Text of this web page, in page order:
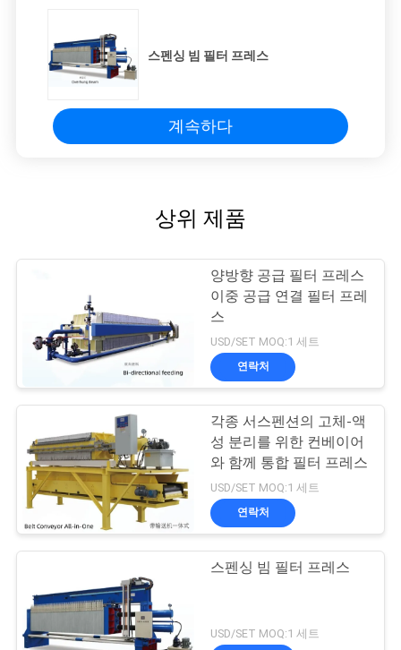
스펜싱 빔 필터 프레스
계속하다
상위 제품
양방향 공급 필터 프레스
이중 공급 연결 필터 프레
스
USD/SET MOQ:1 세트
연락처
각종 서스펜션의 고체-액
성 분리를 위한 컨베이어
와 함께 통합 필터 프레스
USD/SET MOQ:1 세트
연락처
스펜싱 빔 필터 프레스
USD/SET MOQ:1 세트